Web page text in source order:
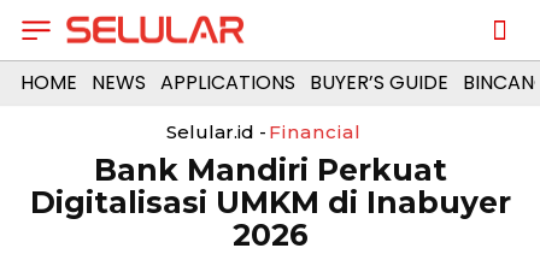
HOME NEWS APPLICATIONS BUYER’S GUIDE
Selular.id - Financial
Bank Mandiri Perkuat
Digitalisasi UMKM di Inabuyer
2026